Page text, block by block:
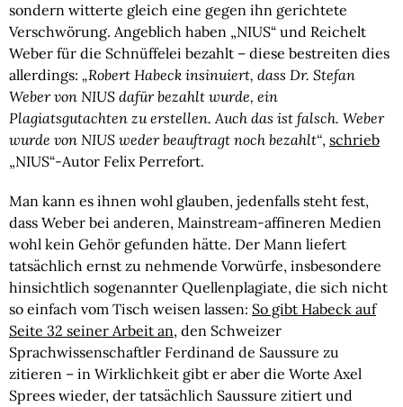
sondern witterte gleich eine gegen ihn gerichtete
Verschwörung. Angeblich haben „NIUS“ und Reichelt
Weber für die Schnüffelei bezahlt – diese bestreiten dies
allerdings: „Robert Habeck insinuiert, dass Dr. Stefan
Weber von NIUS dafür bezahlt wurde, ein
Plagiatsgutachten zu erstellen. Auch das ist falsch. Weber
wurde von NIUS weder beauftragt noch bezahlt“, schrieb
„NIUS“-Autor Felix Perrefort.
Man kann es ihnen wohl glauben, jedenfalls steht fest,
dass Weber bei anderen, Mainstream-affineren Medien
wohl kein Gehör gefunden hätte. Der Mann liefert
tatsächlich ernst zu nehmende Vorwürfe, insbesondere
hinsichtlich sogenannter Quellenplagiate, die sich nicht
so einfach vom Tisch weisen lassen: So gibt Habeck auf
Seite 32 seiner Arbeit an, den Schweizer
Sprachwissenschaftler Ferdinand de Saussure zu
zitieren – in Wirklichkeit gibt er aber die Worte Axel
Sprees wieder, der tatsächlich Saussure zitiert und